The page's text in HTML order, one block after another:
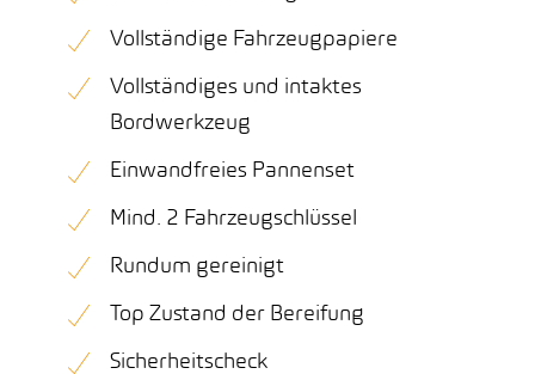
Vollständige Fahrzeugpapiere
Vollständiges und intaktes
Bordwerkzeug
Einwandfreies Pannenset
Mind. 2 Fahrzeugschlüssel
Rundum gereinigt
Top Zustand der Bereifung
Sicherheitscheck